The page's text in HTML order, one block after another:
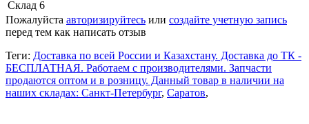
Склад 6
Пожалуйста авторизируйтесь или создайте учетную запись
перед тем как написать отзыв
Теги: Доставка по всей России и Казахстану. Доставка до ТК -
БЕСПЛАТНАЯ. Работаем c производителями. Запчасти
продаются оптом и в розницу. Данный товар в наличии на
наших складах: Санкт-Петербург, Саратов,